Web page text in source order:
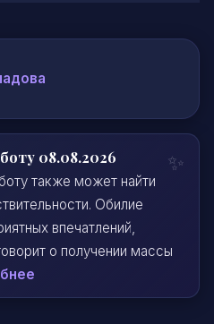
08.08.2026
также может найти
Обилие
впечатлений,
о получении массы